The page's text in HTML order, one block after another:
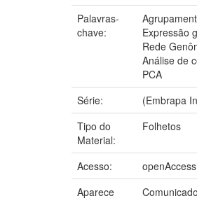
Palavras-
chave:
Expressão
Rede
Análise de
PCA
Série:
(Embrapa
Tipo do
Material:
Folhetos
Acesso:
openAccess
Aparece